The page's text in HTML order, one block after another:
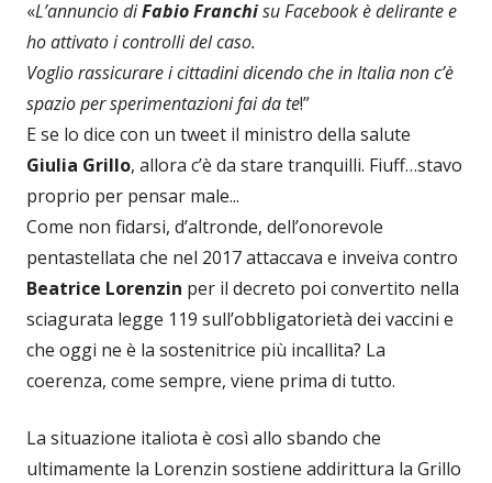
«L’annuncio diFabio Franchisu Facebook è delirante e
ho attivato i controlli del caso.
Voglio rassicurare i cittadini dicendo che in Italia non c’è
spazio per sperimentazioni fai da te!”
E se lo dice con un tweet il ministro della salute
Giulia Grillo, allora c’è da stare tranquilli. Fiuff…stavo
proprio per pensar male...
Come non fidarsi, d’altronde, dell’onorevole
pentastellata che nel 2017 attaccava e inveiva contro
Beatrice Lorenzin per il decreto poi convertito nella
sciagurata legge 119 sull’obbligatorietà dei vaccini e
che oggi ne è la sostenitrice più incallita? La
coerenza, come sempre, viene prima di tutto.
La situazione italiota è così allo sbando che
ultimamente la Lorenzin sostiene addirittura la Grillo